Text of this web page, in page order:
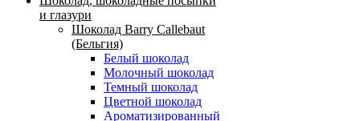
и глазури
Шоколад Barry Callebaut
(Бельгия)
Белый шоколад
Молочный шоколад
Темный шоколад
Цветной шоколад
Ароматизированный